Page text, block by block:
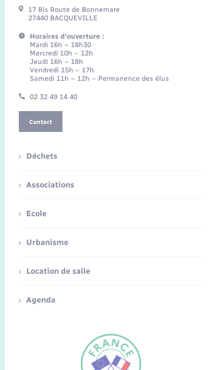
17 Bis Route de Bonnemare
27440 BACQUEVILLE
Horaires d'ouverture :
Mardi 16h – 18h30
Mercredi 10h – 12h
Jeudi 16h – 18h
Vendredi 15h – 17h
Samedi 11h – 12h – Permanence des élus
02 32 49 14 40
Contact
Déchets
Associations
Ecole
Urbanisme
Location de salle
Agenda